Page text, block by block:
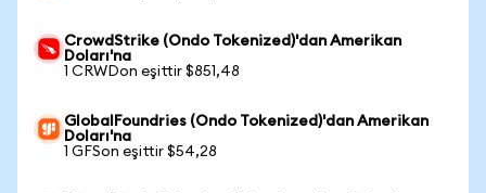
CrowdStrike (Ondo Tokenized)'dan Amerikan
Doları'na
1 CRWDon eşittir $851,48
GlobalFoundries (Ondo Tokenized)'dan Amerikan
Doları'na
1 GFSon eşittir $54,28